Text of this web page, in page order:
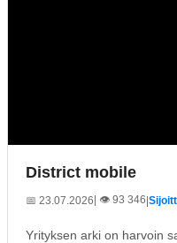
District mobile
📅 23.07.2026| 👁️ 93 346
Yrityksen arki on harvoin